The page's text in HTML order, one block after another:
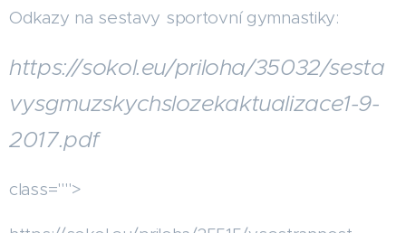
Odkazy na sestavy sportovní gymnastiky:
https://sokol.eu/priloha/35032/sesta
vysgmuzskychslozekaktualizace1-9-
2017.pdf
class="">